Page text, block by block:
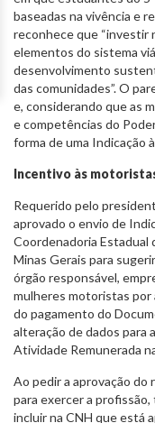
baseadas na vivência e
reconhece que “investir
elementos do sistema
desenvolvimento
das comunidades”. O
e, considerando que as
e competências do
forma de uma Indicação
Incentivo às
Requerido pelo
aprovado o envio de
Coordenadoria Estadual
Minas Gerais para
órgão responsável,
mulheres motoristas por
do pagamento do
alteração de dados para
Atividade Remunerada
Ao pedir a aprovação do
para exercer a
incluir na CNH que está